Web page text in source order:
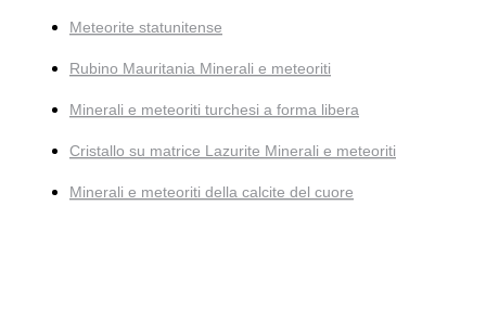
Meteorite statunitense
Rubino Mauritania Minerali e meteoriti
Minerali e meteoriti turchesi a forma libera
Cristallo su matrice Lazurite Minerali e meteoriti
Minerali e meteoriti della calcite del cuore